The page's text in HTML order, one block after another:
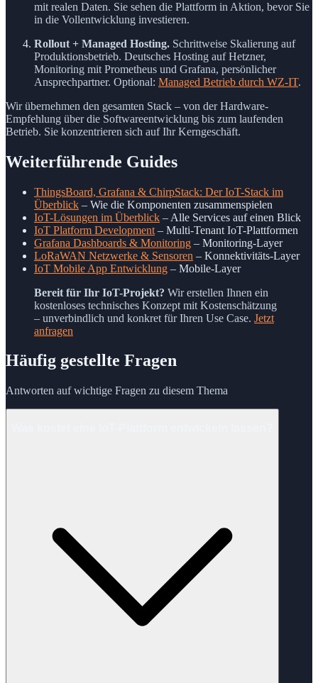
mit realen Daten. Sie sehen die Plattform in Aktion, bevor Sie
in die Vollentwicklung investieren.
Rollout + Managed Hosting. Schrittweise Skalierung auf
Produktionsbetrieb. Deutsches Hosting auf Hetzner,
Monitoring mit Prometheus und Grafana, persönlicher
Ansprechpartner. Optional: Managed Betrieb durch WZ-IT.
Wir übernehmen den gesamten Stack – von der Hardware-
Empfehlung über die Softwareentwicklung bis zum laufenden
Betrieb. Sie konzentrieren sich auf Ihr Kerngeschäft.
Weiterführende Guides
ThingsBoard, Grafana & ChirpStack: Der IoT-Stack im
Überblick – Wie die Komponenten zusammenspielen
IoT-Lösungen im Überblick – Alle Services auf einen Blick
IoT Platform Development – Multi-Tenant IoT-Plattformen
Grafana Dashboards & Monitoring – Monitoring-Layer
LoRaWAN Netzwerke & Sensoren – Konnektivitäts-Layer
IoT Mobile App Entwicklung – Mobile-Layer
Bereit für Ihr IoT-Projekt? Wir erstellen Ihnen ein
kostenloses technisches Konzept mit Kostenschätzung
– unverbindlich und konkret für Ihren Use Case. Jetzt
anfragen
Häufig gestellte Fragen
Antworten auf wichtige Fragen zu diesem Thema